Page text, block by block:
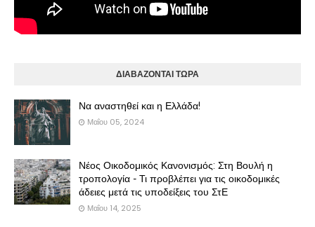
ΔΙΑΒΑΖΟΝΤΑΙ ΤΩΡΑ
Να αναστηθεί και η Ελλάδα!
Μαΐου 05, 2024
Νέος Οικοδομικός Κανονισμός: Στη Βουλή η
τροπολογία - Τι προβλέπει για τις οικοδομικές
άδειες μετά τις υποδείξεις του ΣτΕ
Μαΐου 14, 2025